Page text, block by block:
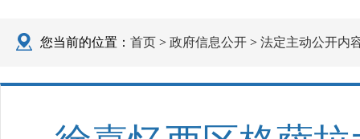
您当前的位置： 首页 > 政府信息公开 > 法定主动公开内